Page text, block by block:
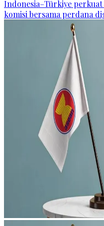
Indonesia–Türkiye
komisi bersama perdana